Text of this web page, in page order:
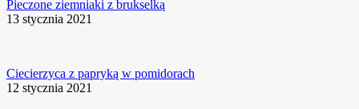
Pieczone ziemniaki z brukselką
13 stycznia 2021
Ciecierzyca z papryką w pomidorach
12 stycznia 2021